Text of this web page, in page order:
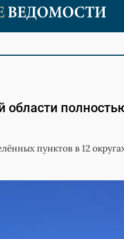
области
пунктов в 12